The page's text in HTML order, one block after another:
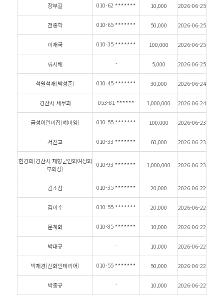
장부길 010-62******* 10,000 2026-06-25
천종학 010-65******* 50,000 2026-06-25
이재국 010-35******* 100,000 2026-06-25
류시배 - 5,000 2026-06-25
석원석재(박성준) 010-45******* 30,000 2026-06-24
경산시 세무과 053-81****** 1,000,000 2026-06-24
금성어린이집(예미영) 010-55******* 100,000 2026-06-23
서진교 010-33******* 60,000 2026-06-23
현경희(경산시 재향군인회여성회
부회장)
010-93******* 1,000,000 2026-06-23
김소점 010-35******* 20,000 2026-06-22
김이수 010-55******* 20,000 2026-06-22
문계화 010-85******* 10,000 2026-06-22
박대규 - 10,000 2026-06-22
박재경(신화인테리어) 010-55******* 50,000 2026-06-22
박종규 - 10,000 2026-06-22